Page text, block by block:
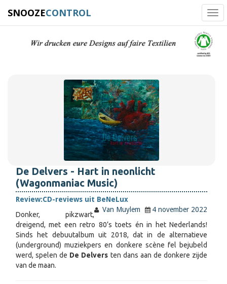
SNOOZECONTROL
De Delvers - Hart in neonlicht
(Wagonmaniac Music)
Review:CD-reviews uit BeNeLux
Van Muylem
4 november 2022
Donker, pikzwart,
dreigend, met een retro 80’s toets én in het Nederlands!
Sinds het debuutalbum uit 2018, dat in de alternatieve
(underground) muziekpers en donkere scène fel bejubeld
werd, spelen de De Delvers ten dans aan de donkere zijde
van de maan.